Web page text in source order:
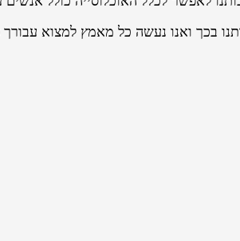
בכך ואנו נעשה כל מאמץ למצוא